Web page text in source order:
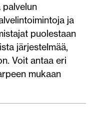
palvelun
ja
puolestaan
järjestelmää,
Voit antaa eri
mukaan